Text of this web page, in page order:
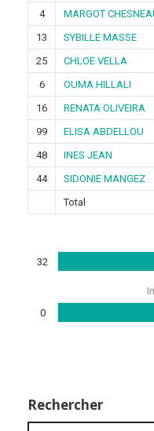
4
MARGOT
13
SYBILLE MASSE
25
CHLOE VELLA
6
OUMA HILLALI
16
RENATA OLIVEIRA
99
ELISA ABDELLOU
48
INES JEAN
44
SIDONIE MANGEZ
Total
32
0
Rechercher